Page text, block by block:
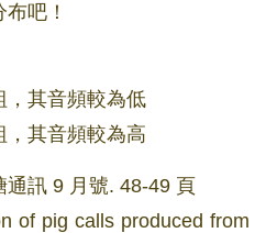
吧！
，其音頻較為低
，其音頻較為高
訊 9 月號. 48-49 頁
of pig calls produced from